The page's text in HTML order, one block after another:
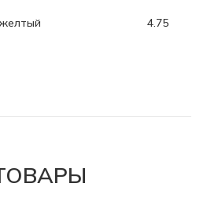
желтый 4.75